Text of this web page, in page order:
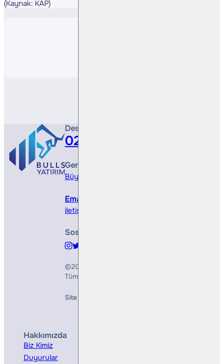
(Kaynak: KAP)
Destek Hattı
0212 410 0500
Genel Müdürlük
Büyükdere Cad. No 173, 1. Levent Plaza, B
Email
iletisim@bullsyatirim.com
Sosyal Medya
©2026
Tüm Hakları Saklıdır
Site Creation & Technology by
Hakkımızda
Biz Kimiz
Duyurular